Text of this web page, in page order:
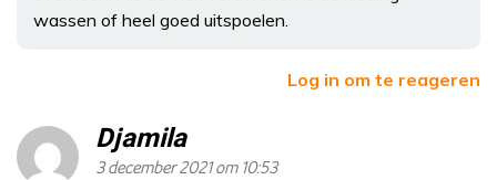
wassen of heel goed uitspoelen.
Log in om te reageren
Djamila
3 december 2021 om 10:53